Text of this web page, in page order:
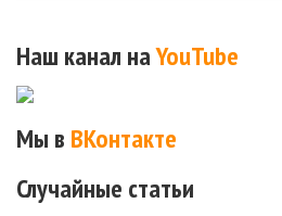
Наш канал наYouTube
Мы в ВКонтакте
Случайные статьи